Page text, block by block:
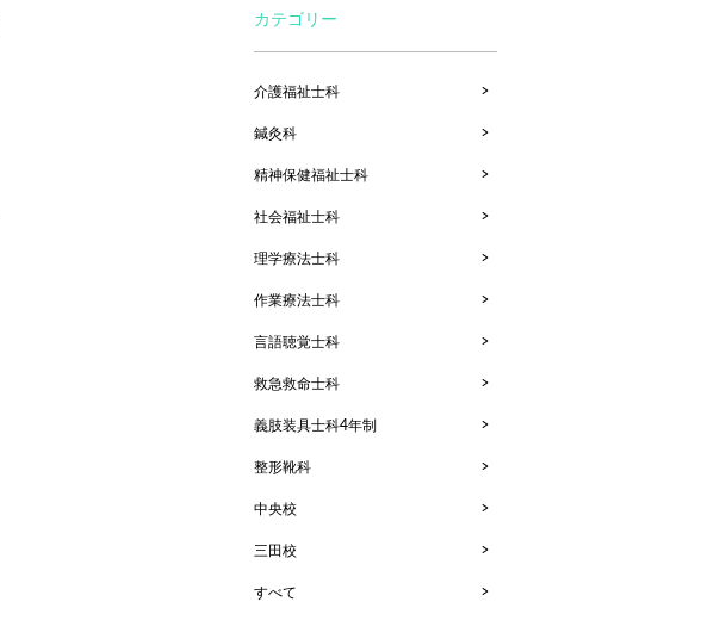
カテゴリー
介護福祉士科
鍼灸科
精神保健福祉士科
社会福祉士科
理学療法士科
作業療法士科
言語聴覚士科
救急救命士科
義肢装具士科4年制
整形靴科
中央校
三田校
すべて